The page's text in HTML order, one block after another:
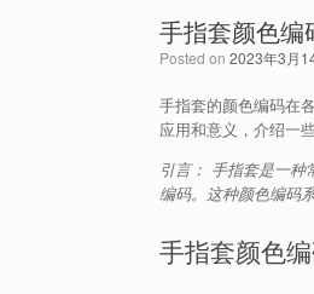
手指套颜色编
Posted on 2023年3月
手指套的颜色编码在
应用和意义，介绍一
引言： 手指套是一
编码。这种颜色编码
手指套颜色